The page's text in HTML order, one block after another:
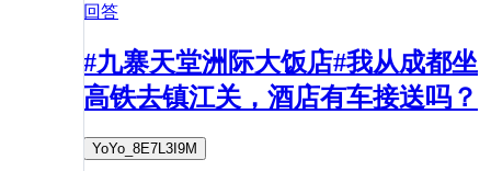
回答
#九寨天堂洲际大饭店#我从成都坐
高铁去镇江关，酒店有车接送吗？
YoYo_8E7L3I9M